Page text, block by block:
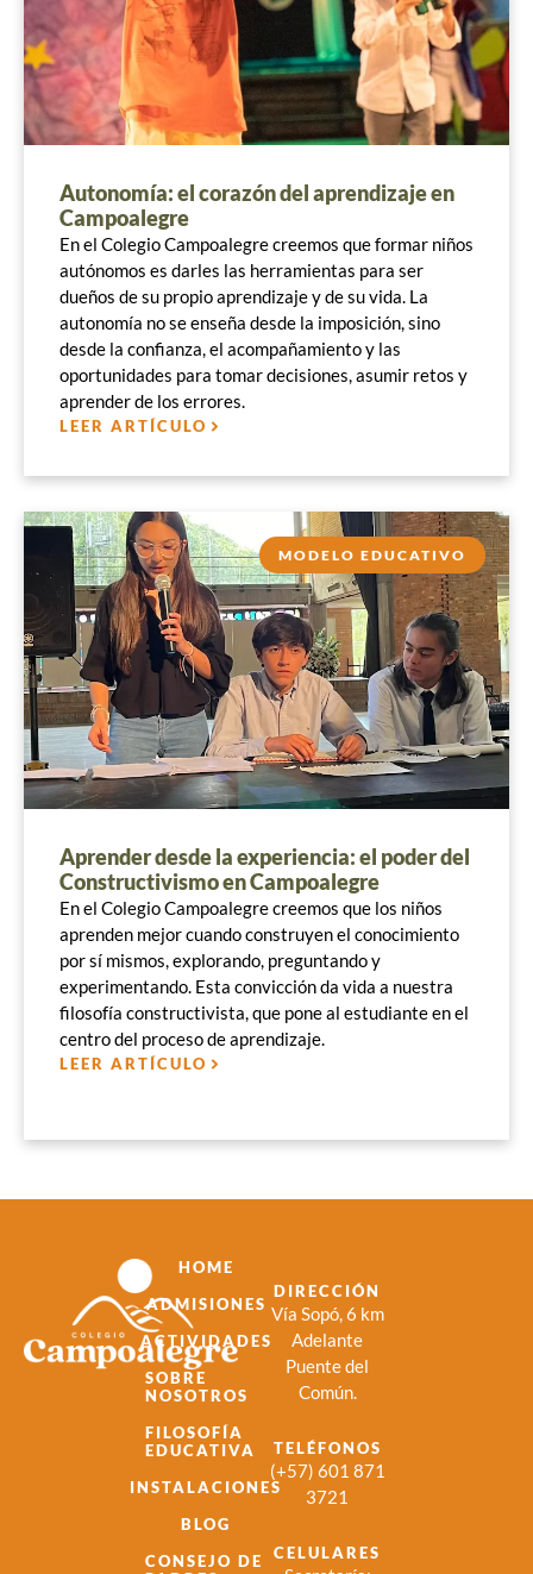
Autonomía: el corazón del aprendizaje en
Campoalegre
En el Colegio Campoalegre creemos que formar niños
autónomos es darles las herramientas para ser
dueños de su propio aprendizaje y de su vida. La
autonomía no se enseña desde la imposición, sino
desde la confianza, el acompañamiento y las
oportunidades para tomar decisiones, asumir retos y
aprender de los errores.
LEER ARTÍCULO
MODELO EDUCATIVO
Aprender desde la experiencia: el poder del
Constructivismo en Campoalegre
En el Colegio Campoalegre creemos que los niños
aprenden mejor cuando construyen el conocimiento
por sí mismos, explorando, preguntando y
experimentando. Esta convicción da vida a nuestra
filosofía constructivista, que pone al estudiante en el
centro del proceso de aprendizaje.
LEER ARTÍCULO
HOME
ADMISIONES
ACTIVIDADES
SOBRE
NOSOTROS
FILOSOFÍA
EDUCATIVA
INSTALACIONES
BLOG
CONSEJO DE
DIRECCIÓN
Vía Sopó, 6 km
Adelante
Puente del
Común.
TELÉFONOS
(+57) 601 871
3721
CELULARES